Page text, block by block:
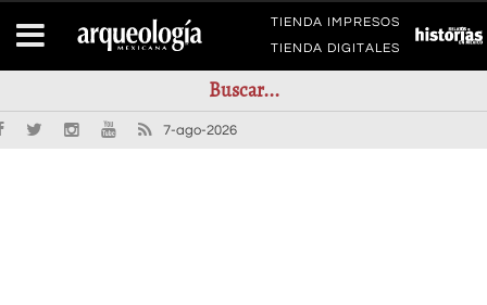
TIENDA IMPRESOS
TIENDA DIGITALES
7-ago-2026